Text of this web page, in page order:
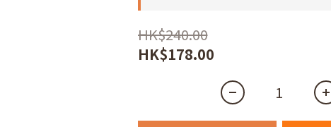
HK$240.00
HK$178.00